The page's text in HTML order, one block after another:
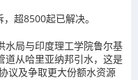
超8500起已解决。
水局与印度理工学院鲁尔基
道从哈里亚纳邦引水，这是
议及争取更大份额水资源